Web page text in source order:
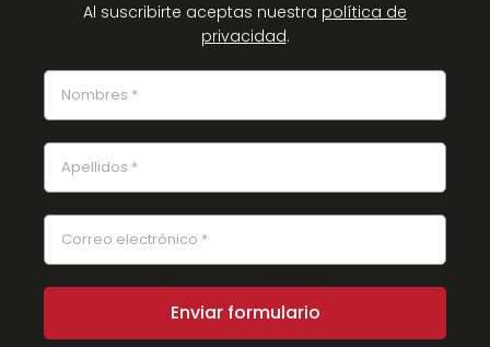
Al suscribirte aceptas nuestra política de
privacidad.